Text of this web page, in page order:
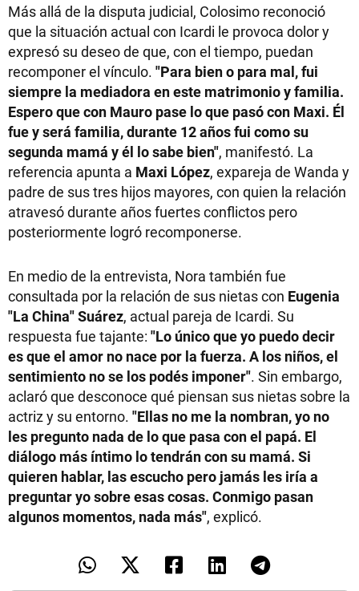
Más allá de la disputa judicial, Colosimo reconoció
que la situación actual con Icardi le provoca dolor y
expresó su deseo de que, con el tiempo, puedan
recomponer el vínculo. "Para bien o para mal, fui
siempre la mediadora en este matrimonio y familia.
Espero que con Mauro pase lo que pasó con Maxi. Él
fue y será familia, durante 12 años fui como su
segunda mamá y él lo sabe bien", manifestó. La
referencia apunta a Maxi López, expareja de Wanda y
padre de sus tres hijos mayores, con quien la relación
atravesó durante años fuertes conflictos pero
posteriormente logró recomponerse.
En medio de la entrevista, Nora también fue
consultada por la relación de sus nietas con Eugenia
"La China" Suárez, actual pareja de Icardi. Su
respuesta fue tajante: "Lo único que yo puedo decir
es que el amor no nace por la fuerza. A los niños, el
sentimiento no se los podés imponer". Sin embargo,
aclaró que desconoce qué piensan sus nietas sobre la
actriz y su entorno. "Ellas no me la nombran, yo no
les pregunto nada de lo que pasa con el papá. El
diálogo más íntimo lo tendrán con su mamá. Si
quieren hablar, las escucho pero jamás les iría a
preguntar yo sobre esas cosas. Conmigo pasan
algunos momentos, nada más", explicó.